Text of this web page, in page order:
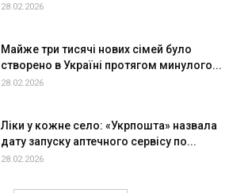
28.02.2026
Майже три тисячі нових сімей було
створено в Україні протягом минулого...
28.02.2026
Ліки у кожне село: «Укрпошта» назвала
дату запуску аптечного сервісу по...
28.02.2026